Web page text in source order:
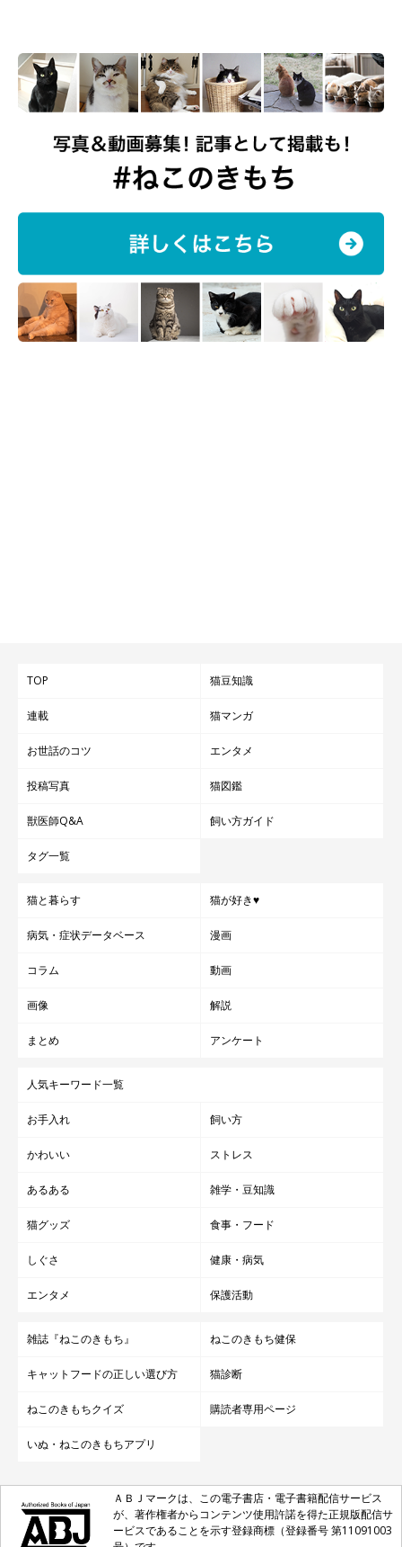
TOP 猫豆知識
連載 猫マンガ
お世話のコツ エンタメ
投稿写真 猫図鑑
獣医師Q&A 飼い方ガイド
タグ一覧
猫と暮らす 猫が好き♥
病気・症状データベース 漫画
コラム 動画
画像 解説
まとめ アンケート
人気キーワード一覧
お手入れ 飼い方
かわいい ストレス
あるある 雑学・豆知識
猫グッズ 食事・フード
しぐさ 健康・病気
エンタメ 保護活動
雑誌『ねこのきもち』 ねこのきもち健保
キャットフードの正しい選び方 猫診断
ねこのきもちクイズ 購読者専用ページ
いぬ・ねこのきもちアプリ
ＡＢＪマークは、この電子書店・電子書籍配信サービス
が、著作権者からコンテンツ使用許諾を得た正規版配信サ
ービスであることを示す登録商標（登録番号 第11091003